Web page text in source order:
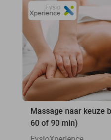
Massage naar keuze
60 of 90 min)